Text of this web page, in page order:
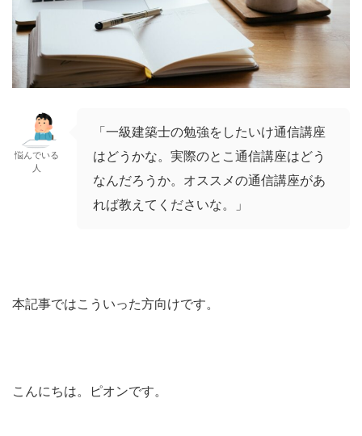
悩んでいる
人
「一級建築士の勉強をしたいけ通信講座
はどうかな。実際のとこ通信講座はどう
なんだろうか。オススメの通信講座があ
れば教えてくださいな。」
本記事ではこういった方向けです。
こんにちは。ピオンです。